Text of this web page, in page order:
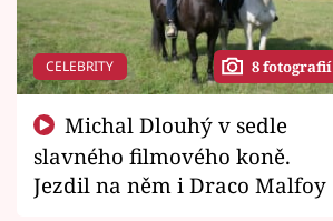
CELEBRITY 8 fotografií
slavného filmového koně.
Jezdil na něm i Draco Malfoy